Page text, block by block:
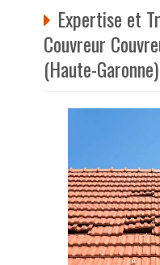
Expertise et
Couvreur
(Haute-